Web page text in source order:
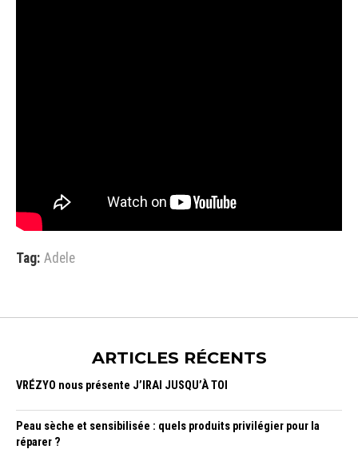
Tag: Adele
ARTICLES RÉCENTS
VRÉZYO nous présente J’IRAI JUSQU’À TOI
Peau sèche et sensibilisée : quels produits privilégier pour la
réparer ?